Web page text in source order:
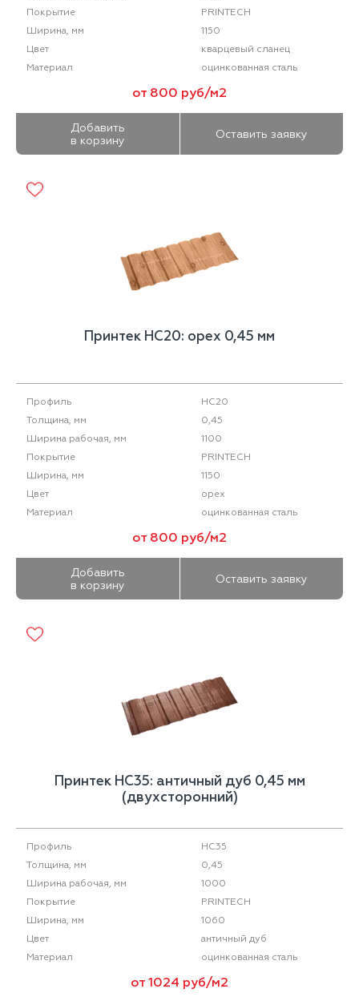
Покрытие
PRINTECH
Ширина, мм
1150
Цвет
кварцевый сланец
Материал
оцинкованная сталь
от 800 руб/м2
Добавить
в корзину
Оставить заявку
Принтек НС20: орех 0,45 мм
Профиль
НС20
Толщина, мм
0,45
Ширина рабочая, мм
1100
Покрытие
PRINTECH
Ширина, мм
1150
Цвет
орех
Материал
оцинкованная сталь
от 800 руб/м2
Добавить
в корзину
Оставить заявку
Принтек НС35: античный дуб 0,45 мм
(двухсторонний)
Профиль
НС35
Толщина, мм
0,45
Ширина рабочая, мм
1000
Покрытие
PRINTECH
Ширина, мм
1060
Цвет
античный дуб
Материал
оцинкованная сталь
от 1024 руб/м2